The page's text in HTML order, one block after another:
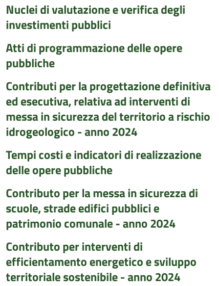
Nuclei di valutazione e verifica degli
investimenti pubblici
Atti di programmazione delle opere
pubbliche
Contributi per la progettazione definitiva
ed esecutiva, relativa ad interventi di
messa in sicurezza del territorio a rischio
idrogeologico - anno 2024
Tempi costi e indicatori di realizzazione
delle opere pubbliche
Contributo per la messa in sicurezza di
scuole, strade edifici pubblici e
patrimonio comunale - anno 2024
Contributo per interventi di
efficientamento energetico e sviluppo
territoriale sostenibile - anno 2024